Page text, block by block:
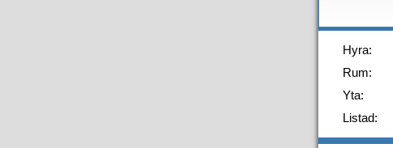
Hyra:
Rum:
Yta:
Listad: